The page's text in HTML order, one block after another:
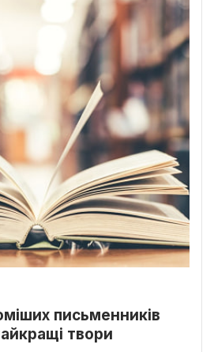
письменників
твори